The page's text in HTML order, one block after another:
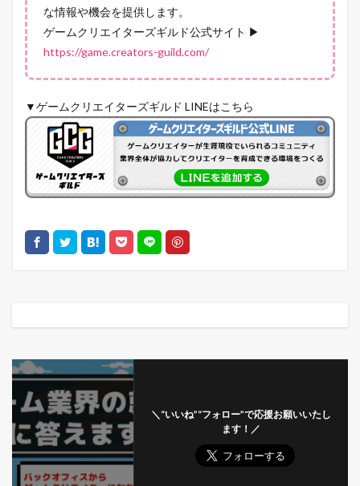
な情報や機会を提供します。
ゲームクリエイターズギルド公式サイト ▶
https://game.creators-guild.com/
▼ゲームクリエイターズギルド LINEはこちら
＼“いいね”“フォロー”で応援お願いいたし
ます！／